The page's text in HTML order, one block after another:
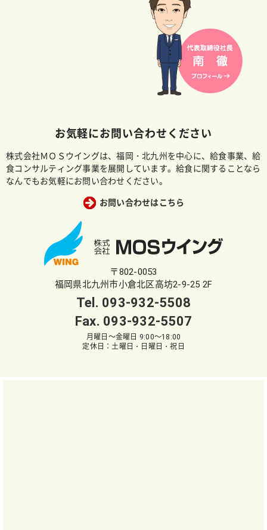
お気軽にお問い合わせください
株式会社ＭＯＳウイングは、福岡・北九州を中心に、給食事業、給
食コンサルティング事業を展開しています。給食に関することなら
なんでもお気軽にお問い合わせください。
お問い合わせはこちら
〒802-0053
福岡県北九州市小倉北区高坊2-9-25 2F
Tel. 093-932-5508
Fax. 093-932-5507
月曜日～金曜日 9:00～18:00
定休日：土曜日・日曜日・祝日